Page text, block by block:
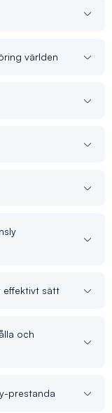
världen
effektivt sätt
och
prestanda